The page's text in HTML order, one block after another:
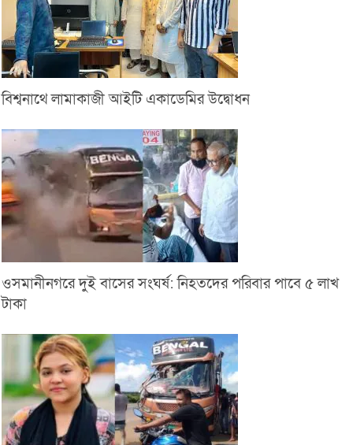
বিশ্বনাথে লামাকাজী আইটি একাডেমির উদ্বোধন
ওসমানীনগরে দুই বাসের সংঘর্ষ: নিহতদের পরিবার পাবে ৫ লাখ
টাকা